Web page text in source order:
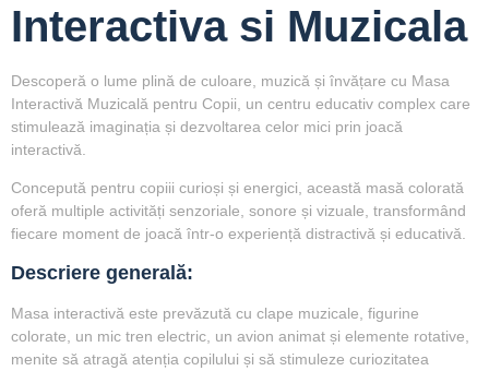
Interactiva si Muzicala
Descoperă o lume plină de culoare, muzică și învățare cu Masa
Interactivă Muzicală pentru Copii , un centru educativ complex care
stimulează imaginația și dezvoltarea celor mici prin joacă
interactivă.
Concepută pentru copiii curioși și energici, această masă colorată
oferă multiple activități senzoriale, sonore și vizuale, transformând
fiecare moment de joacă într-o experiență distractivă și educativă.
Descriere generală:
Masa interactivă este prevăzută cu clape muzicale, figurine
colorate, un mic tren electric, un avion animat și elemente rotative
menite să atragă atenția copilului și să stimuleze curiozitatea